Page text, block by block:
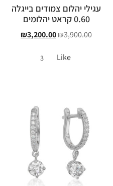
עגילי יהלום צמודים בייגלה
0.60 קראט יהלומים
₪3,900.00
₪3,200.00
Like
3